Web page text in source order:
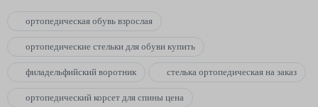
ортопедическая обувь взрослая
ортопедические стельки для обуви купить
филадельфийский воротник стелька ортопедическая на заказ
ортопедический корсет для спины цена